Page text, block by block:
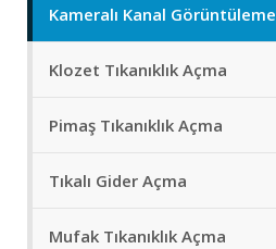
Kameralı Kanal Görüntüleme
Klozet Tıkanıklık Açma
Pimaş Tıkanıklık Açma
Tıkalı Gider Açma
Mufak Tıkanıklık Açma